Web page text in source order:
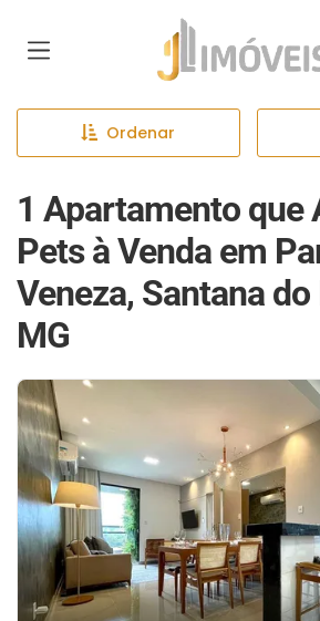
Página inicial
Ordenar
1 Apartamento que
Pets à Venda em
Veneza, Santana
MG